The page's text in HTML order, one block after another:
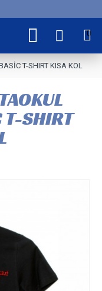
0
T-SHIRT KISA KOL
T-SHIRT